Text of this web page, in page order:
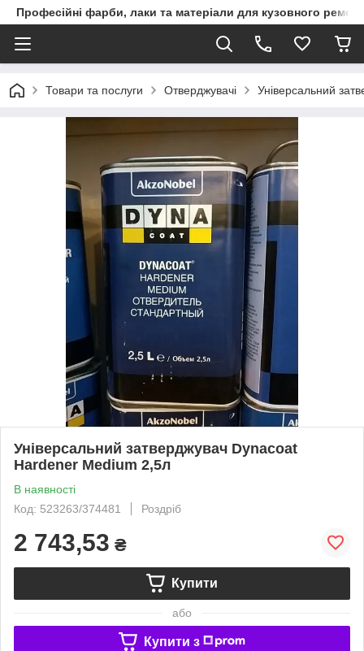
Професійні фарби, лаки та матеріали для кузовного
Товари та послуги Отверджувачі Універсальний
Універсальний затверджувач Dynacoat
Hardener Medium 2,5л
В наявності
Код: 523263/374481
Роздріб
2 743,53 ₴
Купити
або
Купити з